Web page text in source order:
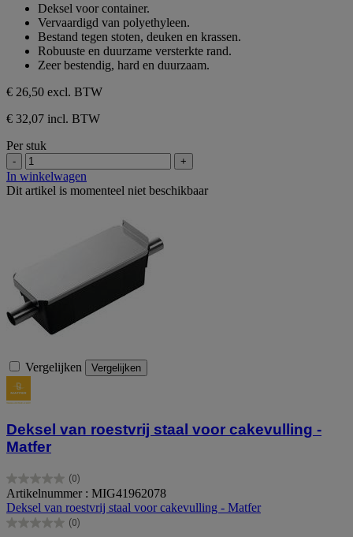
sterren.
Deksel voor container.
Vervaardigd van polyethyleen.
Bestand tegen stoten, deuken en krassen.
Robuuste en duurzame versterkte rand.
Zeer bestendig, hard en duurzaam.
€ 26,50 excl. BTW
€ 32,07 incl. BTW
Per stuk
- +
In winkelwagen
Dit artikel is momenteel niet beschikbaar
Vergelijken Vergelijken
Deksel van roestvrij staal voor cakevulling -
Matfer
(0)
0.0
van
de
5
Artikelnummer : MIG41962078
Deksel van roestvrij staal voor cakevulling - Matfer
(0)
0.0